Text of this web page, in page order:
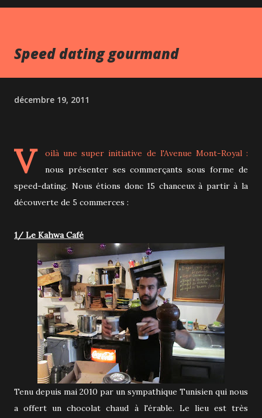
Speed dating gourmand
décembre 19, 2011
V
oilà une super initiative de l'Avenue Mont-Royal :
nous présenter ses commerçants sous forme de
speed-dating. Nous étions donc 15 chanceux à partir à la
découverte de 5 commerces :
1/ Le Kahwa Café
Tenu depuis mai 2010 par un sympathique Tunisien qui nous
a offert un chocolat chaud à l'érable. Le lieu est très